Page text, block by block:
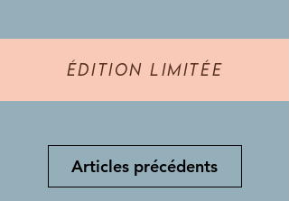
édition limitée
Articles précédents